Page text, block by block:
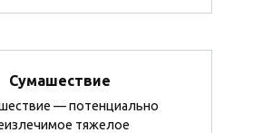
Сумашествие
— потенциально
тяжелое